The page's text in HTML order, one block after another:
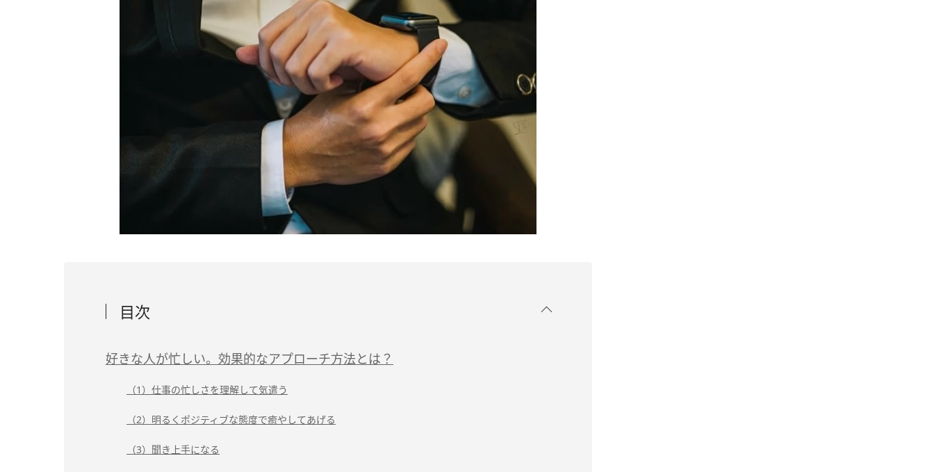
目次
好きな人が忙しい。効果的なアプローチ方法とは？
（1）仕事の忙しさを理解して気遣う
（2）明るくポジティブな態度で癒やしてあげる
（3）聞き上手になる